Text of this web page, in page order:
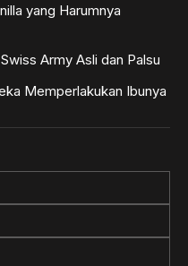
yang Harumnya
Army Asli dan Palsu
Memperlakukan Ibunya